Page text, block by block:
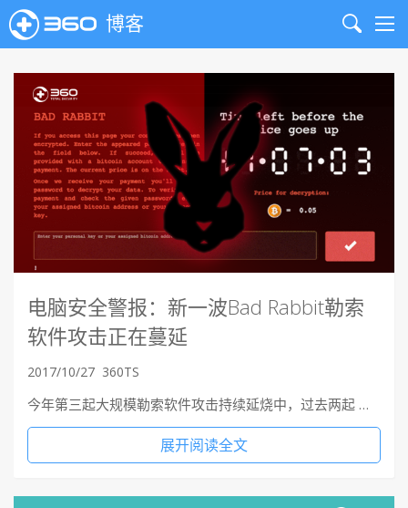
博客
Search
电脑安全警报：新一波Bad Rabbit勒索
软件攻击正在蔓延
2017/10/27 360TS
今年第三起大规模勒索软件攻击持续延烧中，过去两起 …
展开阅读全文